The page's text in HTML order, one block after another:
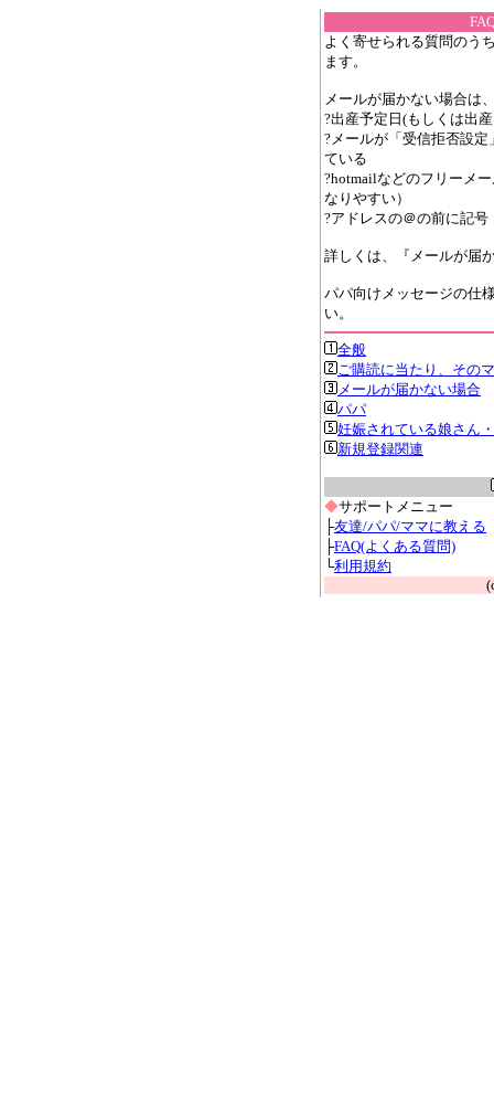
よく寄せられる質問のう
ます。
メールが届かない場合は
?出産予定日(もしくは出
?メールが「受信拒否設
ている
?hotmailなどのフリーメ
なりやすい）
?アドレスの＠の前に記
詳しくは、『メールが届
パパ向けメッセージの仕
い。
全般
ご購読に当たり、その
メールが届かない場合
パパ
妊娠されている娘さん
新規登録関連
◆サポートメニュー
├友達/パパ/ママに教える
├FAQ(よくある質問)
└利用規約